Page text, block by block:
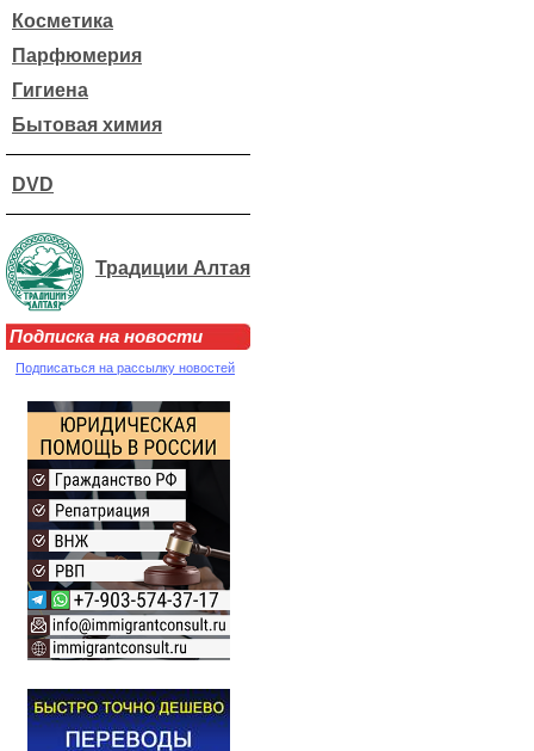
Косметика
Парфюмерия
Гигиена
Бытовая химия
DVD
Традиции Алтая
Подписка на новости
Подписаться на рассылку новостей